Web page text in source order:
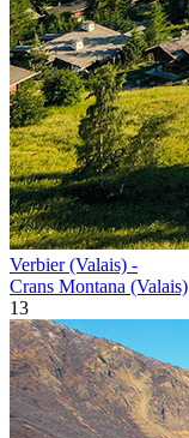
Verbier (Valais) -
Crans Montana (Valais)
13